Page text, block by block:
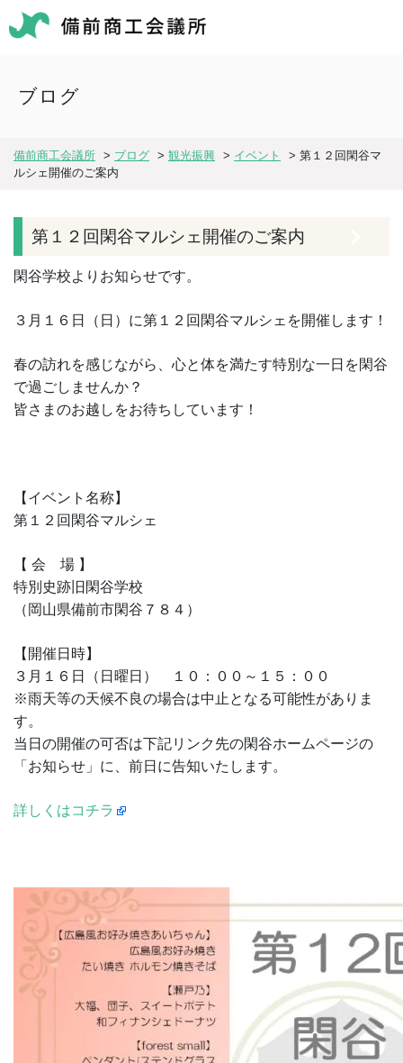
ブログ
備前商工会議所 > ブログ > 観光振興 > イベント > 第１２回閑谷マ
ルシェ開催のご案内
第１２回閑谷マルシェ開催のご案内
閑谷学校よりお知らせです。
３月１６日（日）に第１２回閑谷マルシェを開催します！
春の訪れを感じながら、心と体を満たす特別な一日を閑谷
で過ごしませんか？
皆さまのお越しをお待ちしています！
【イベント名称】
第１２回閑谷マルシェ
【 会 場 】
特別史跡旧閑谷学校
（岡山県備前市閑谷７８４）
【開催日時】
３月１６日（日曜日） １０：００～１５：００
※雨天等の天候不良の場合は中止となる可能性がありま
す。
当日の開催の可否は下記リンク先の閑谷ホームページの
「お知らせ」に、前日に告知いたします。
詳しくはコチラ